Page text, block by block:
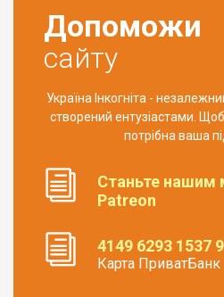
Допоможи
сайту
Україна Інкогніта -
створений ентузіастами.
потрібна ваша
Станьте нашим
Patreon
4149 6293 1537
Карта ПриватБанк